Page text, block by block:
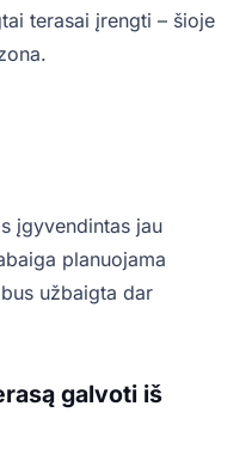
terasai įrengti – šioje
įgyvendintas jau
planuojama
užbaigta dar
galvoti iš